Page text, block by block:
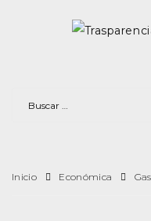
Inicio Económica